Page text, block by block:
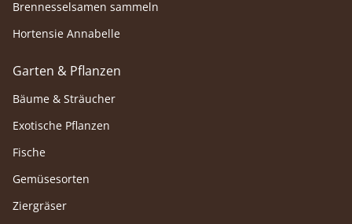
Brennesselsamen sammeln
Hortensie Annabelle
Garten & Pflanzen
Bäume & Sträucher
Exotische Pflanzen
Fische
Gemüsesorten
Ziergräser